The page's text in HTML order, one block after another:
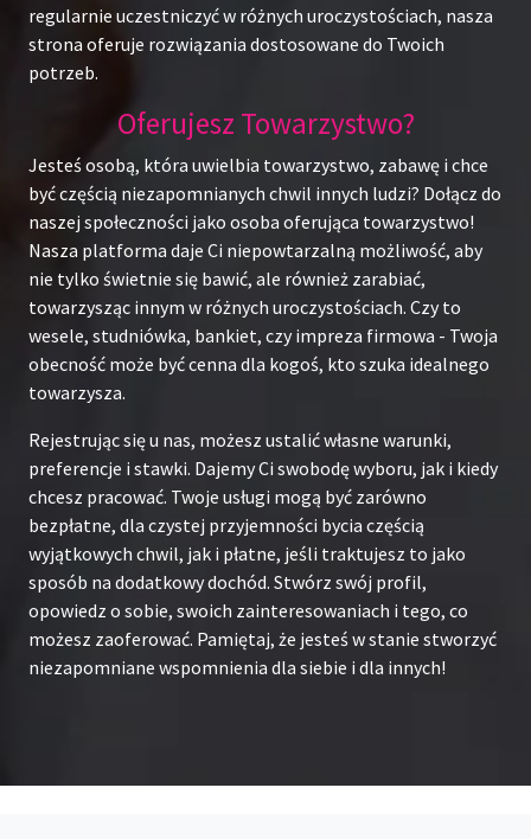
regularnie uczestniczyć w różnych uroczystościach, nasza
strona oferuje rozwiązania dostosowane do Twoich
potrzeb.
Oferujesz Towarzystwo?
Jesteś osobą, która uwielbia towarzystwo, zabawę i chce
być częścią niezapomnianych chwil innych ludzi? Dołącz do
naszej społeczności jako osoba oferująca towarzystwo!
Nasza platforma daje Ci niepowtarzalną możliwość, aby
nie tylko świetnie się bawić, ale również zarabiać,
towarzysząc innym w różnych uroczystościach. Czy to
wesele, studniówka, bankiet, czy impreza firmowa - Twoja
obecność może być cenna dla kogoś, kto szuka idealnego
towarzysza.
Rejestrując się u nas, możesz ustalić własne warunki,
preferencje i stawki. Dajemy Ci swobodę wyboru, jak i kiedy
chcesz pracować. Twoje usługi mogą być zarówno
bezpłatne, dla czystej przyjemności bycia częścią
wyjątkowych chwil, jak i płatne, jeśli traktujesz to jako
sposób na dodatkowy dochód. Stwórz swój profil,
opowiedz o sobie, swoich zainteresowaniach i tego, co
możesz zaoferować. Pamiętaj, że jesteś w stanie stworzyć
niezapomniane wspomnienia dla siebie i dla innych!